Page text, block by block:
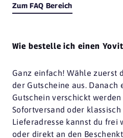
Zum FAQ Bereich
Wie bestelle ich einen
Ganz einfach! Wähle zuerst
der Gutscheine aus. Danach
Gutschein verschickt
Sofortversand oder klassisch
Lieferadresse kannst du frei
oder direkt an den